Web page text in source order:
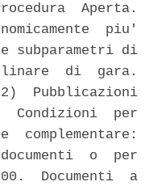
Aperta.
piu'
subparametri di
di  gara.
Pubblicazioni
Condizioni  per
o  per
Documenti  a